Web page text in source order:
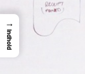
→
Indhold